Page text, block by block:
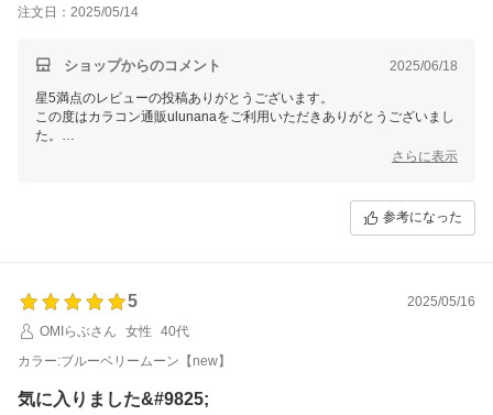
注文日：2025/05/14
ショップからのコメント 2025/06/18
星5満点のレビューの投稿ありがとうございます。
この度はカラコン通販ulunanaをご利用いただきありがとうございまし
た。
さらに表示
参考になった
5
2025/05/16
OMIらぶさん
女性
40代
カラー:ブルーベリームーン【new】
気に入りました&#9825;